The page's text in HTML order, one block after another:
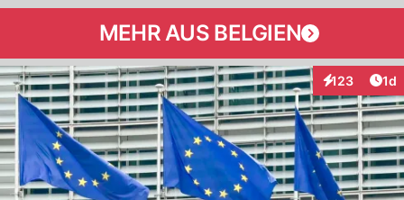
MEHR AUS BELGIEN
123
Interaktionen
1d